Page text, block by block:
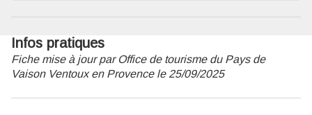
Infos pratiques
Fiche mise à jour par Office de tourisme du Pays de
Vaison Ventoux en Provence le 25/09/2025